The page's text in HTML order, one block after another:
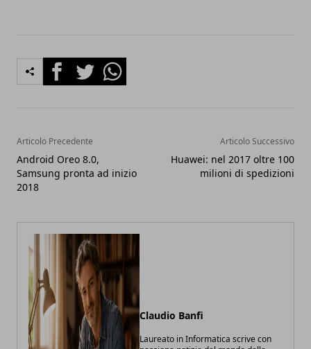
FacebookTwitterWhatsapp
Articolo Precedente
Android Oreo 8.0,
Samsung pronta ad inizio
2018
Articolo Successivo
Huawei: nel 2017 oltre 100
milioni di spedizioni
Claudio Banfi
Laureato in Informatica scrive con